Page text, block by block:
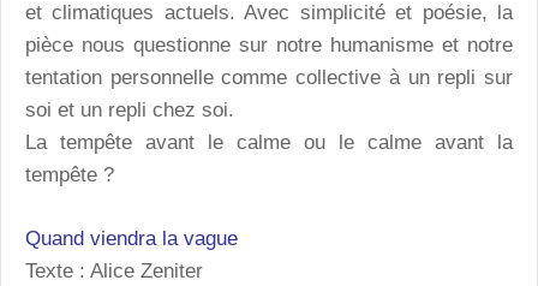
et climatiques actuels. Avec simplicité et poésie, la
pièce nous questionne sur notre humanisme et notre
tentation personnelle comme collective à un repli sur
soi et un repli chez soi.
La tempête avant le calme ou le calme avant la
tempête ?
Quand viendra la vague
Texte : Alice Zeniter